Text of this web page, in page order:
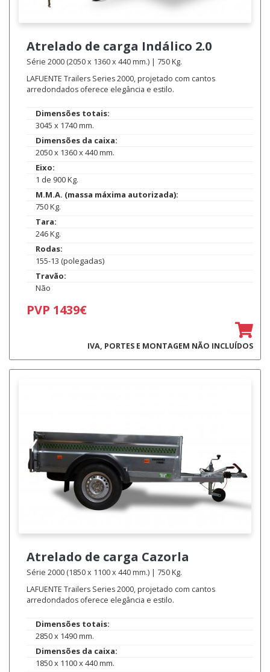
Atrelado de carga Indálico 2.0
Série 2000 (2050 x 1360 x 440 mm.) | 750 Kg.
LAFUENTE Trailers Series 2000, projetado com cantos
arredondados oferece elegância e estilo.
Dimensões totais:
3045 x 1740 mm.
Dimensões da caixa:
2050 x 1360 x 440 mm.
Eixo:
1 de 900 Kg.
M.M.A. (massa máxima autorizada):
750 Kg.
Tara:
246 Kg.
Rodas:
155-13 (polegadas)
Travão:
Não
PVP 1439€
IVA, PORTES E MONTAGEM NÃO INCLUÍDOS
Atrelado de carga Cazorla
Série 2000 (1850 x 1100 x 440 mm.) | 750 Kg.
LAFUENTE Trailers Series 2000, projetado com cantos
arredondados oferece elegância e estilo.
Dimensões totais:
2850 x 1490 mm.
Dimensões da caixa:
1850 x 1100 x 440 mm.